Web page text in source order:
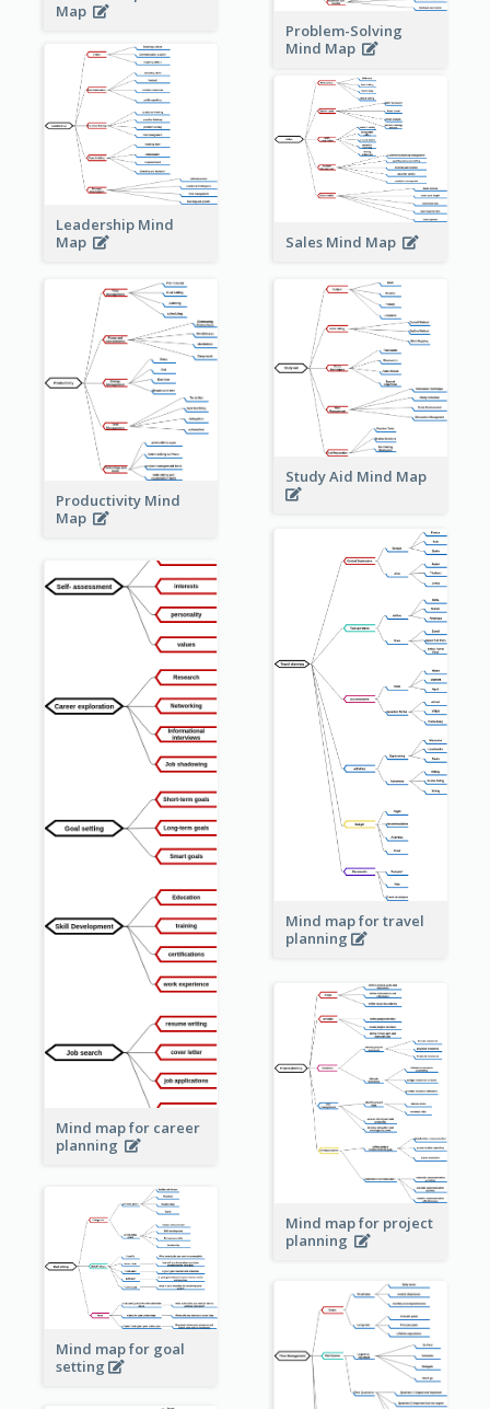
Map
Problem-Solving
Mind Map
Leadership Mind
Map
Sales Mind Map
Productivity Mind
Map
Study Aid Mind Map
Mind map for travel
planning
Mind map for career
planning
Mind map for project
planning
Mind map for goal
setting